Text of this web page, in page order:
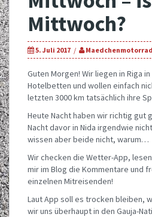
Mittwoch?
5. Juli 2017 Maedchenmotorrad
Guten Morgen! Wir liegen in Riga
Hotelbetten und wollen einfach
letzten 3000 km tatsächlich ihre
Heute Nacht haben wir richtig gut
Nacht davor in Nida irgendwie
wissen aber beide nicht, warum…
Wir checken die Wetter-App,
mir im Blog die Kommentare und
einzelnen Mitreisenden!
Laut App soll es trocken bleiben,
wir uns überhaupt in den Gauja-